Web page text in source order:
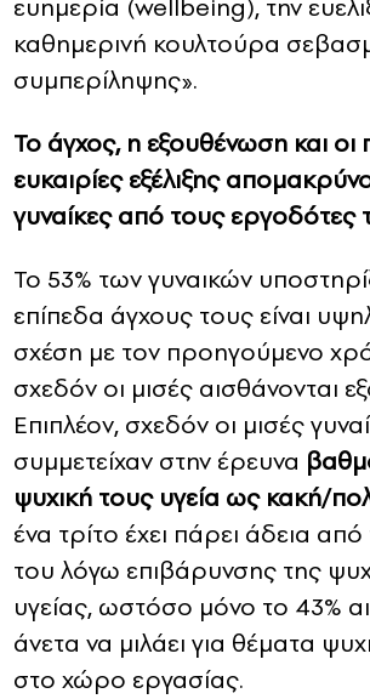
ευημερία (wellbeing), την
καθημερινή κουλτούρα
συμπερίληψης».
Το άγχος, η εξουθένωση και οι
ευκαιρίες εξέλιξης
γυναίκες από τους εργοδότες
Το 53% των γυναικών
επίπεδα άγχους τους είναι
σχέση με τον προηγούμενο
σχεδόν οι μισές αισθάνονται
Επιπλέον, σχεδόν οι μισές
συμμετείχαν στην έρευνα
ψυχική τους υγεία ως κακή/
ένα τρίτο έχει πάρει άδεια
του λόγω επιβάρυνσης της
υγείας, ωστόσο μόνο το 43%
άνετα να μιλάει για θέματα
στο χώρο εργασίας.